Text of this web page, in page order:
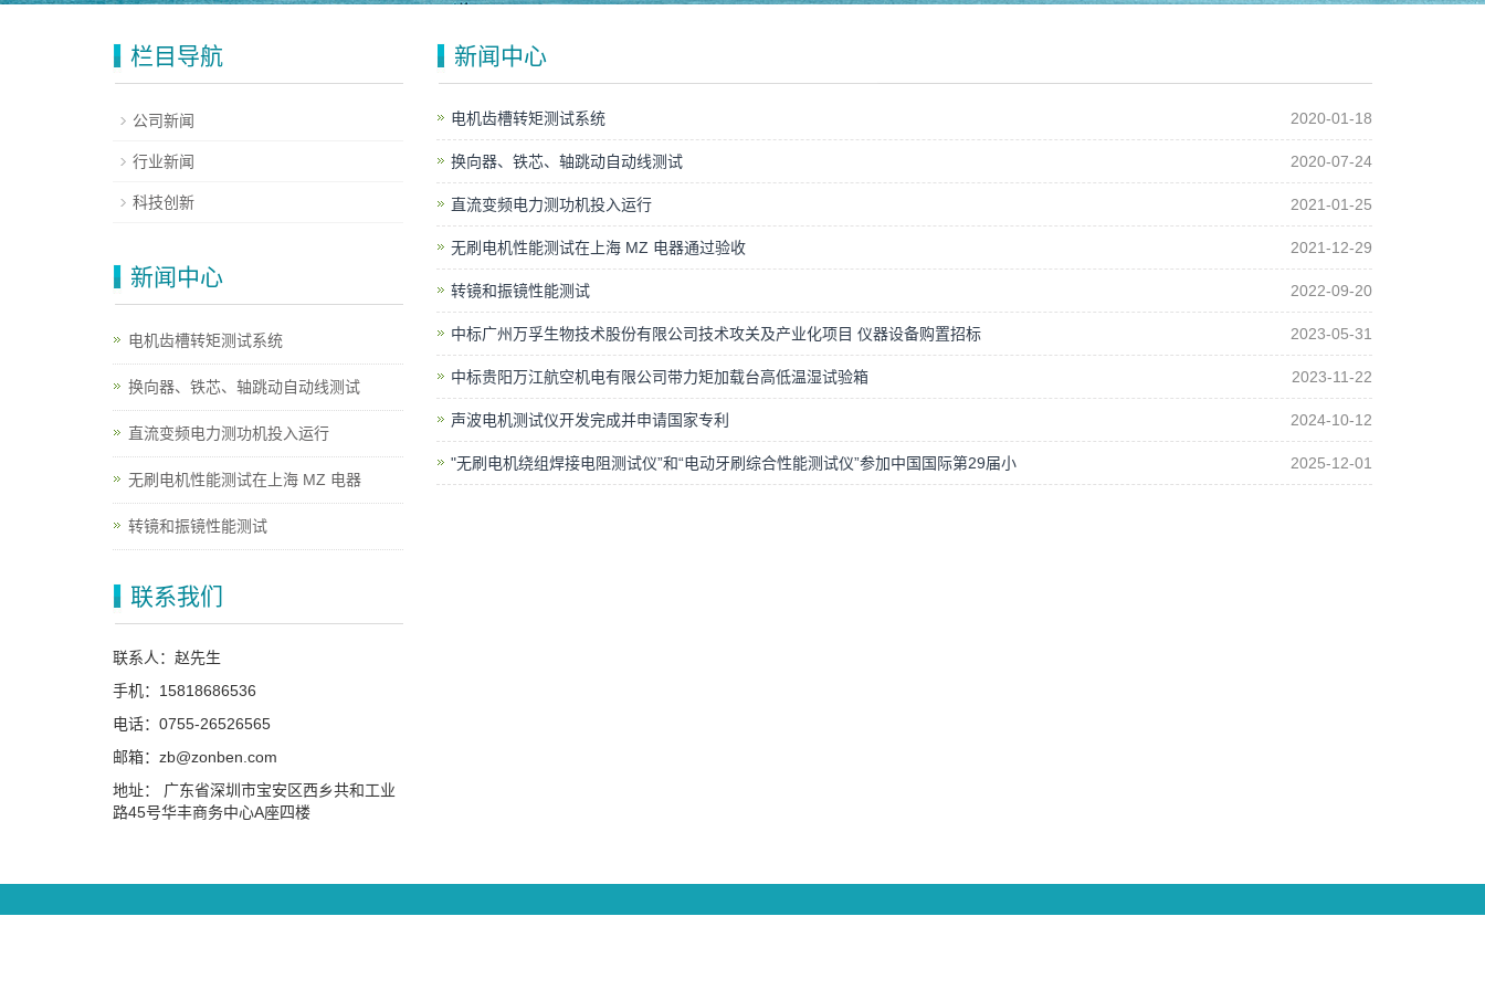
新闻中心
电机齿槽转矩测试系统 2020-01-18
换向器、铁芯、轴跳动自动线测试 2020-07-24
直流变频电力测功机投入运行 2021-01-25
无刷电机性能测试在上海 MZ 电器通过验收 2021-12-29
转镜和振镜性能测试 2022-09-20
中标广州万孚生物技术股份有限公司技术攻关及产业化项目 仪器设备购置招标 2023-05-31
中标贵阳万江航空机电有限公司带力矩加载台高低温湿试验箱 2023-11-22
声波电机测试仪开发完成并申请国家专利 2024-10-12
"无刷电机绕组焊接电阻测试仪”和“电动牙刷综合性能测试仪”参加中国国际第29届小 2025-12-01
栏目导航
公司新闻
行业新闻
科技创新
新闻中心
电机齿槽转矩测试系统
换向器、铁芯、轴跳动自动线测试
直流变频电力测功机投入运行
无刷电机性能测试在上海 MZ 电器
转镜和振镜性能测试
联系我们
联系人：赵先生
手机：15818686536
电话：0755-26526565
邮箱：zb@zonben.com
地址： 广东省深圳市宝安区西乡共和工业
路45号华丰商务中心A座四楼